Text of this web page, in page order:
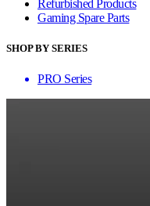
Refurbished Products
Gaming Spare Parts
SHOP BY SERIES
PRO Series